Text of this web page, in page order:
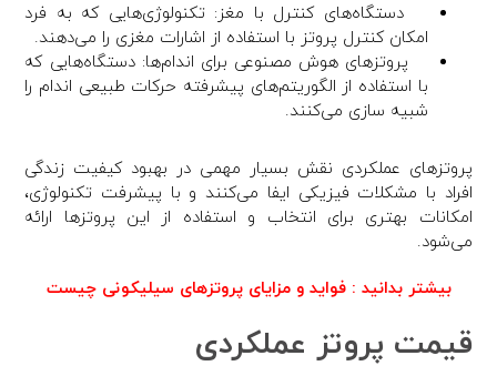
دستگاه‌های کنترل با مغز: تکنولوژی‌هایی که به فرد
امکان کنترل پروتز با استفاده از اشارات مغزی را می‌دهند.
پروتزهای هوش مصنوعی برای اندام‌ها: دستگاه‌هایی که
با استفاده از الگوریتم‌های پیشرفته حرکات طبیعی اندام را
شبیه سازی می‌کنند.
پروتزهای عملکردی نقش بسیار مهمی در بهبود کیفیت زندگی
افراد با مشکلات فیزیکی ایفا می‌کنند و با پیشرفت تکنولوژی،
امکانات بهتری برای انتخاب و استفاده از این پروتزها ارائه
می‌شود.
بیشتر بدانید :فواید و مزایای پروتزهای سیلیکونی چیست
قیمت پروتز عملکردی